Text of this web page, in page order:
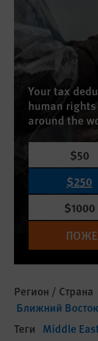
Your tax
human
around the
$50
$250
$1000
Регион / Страна
Ближний
Теги Middle